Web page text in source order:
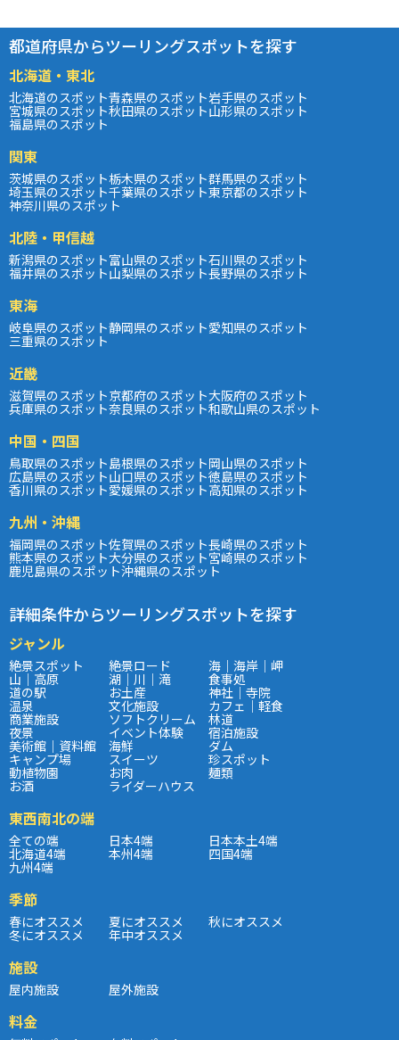
都道府県からツーリングスポットを探す
北海道・東北
北海道のスポット青森県のスポット岩手県のスポット
宮城県のスポット秋田県のスポット山形県のスポット
福島県のスポット
関東
茨城県のスポット栃木県のスポット群馬県のスポット
埼玉県のスポット千葉県のスポット東京都のスポット
神奈川県のスポット
北陸・甲信越
新潟県のスポット富山県のスポット石川県のスポット
福井県のスポット山梨県のスポット長野県のスポット
東海
岐阜県のスポット静岡県のスポット愛知県のスポット
三重県のスポット
近畿
滋賀県のスポット京都府のスポット大阪府のスポット
兵庫県のスポット奈良県のスポット和歌山県のスポット
中国・四国
鳥取県のスポット島根県のスポット岡山県のスポット
広島県のスポット山口県のスポット徳島県のスポット
香川県のスポット愛媛県のスポット高知県のスポット
九州・沖縄
福岡県のスポット佐賀県のスポット長崎県のスポット
熊本県のスポット大分県のスポット宮崎県のスポット
鹿児島県のスポット沖縄県のスポット
詳細条件からツーリングスポットを探す
ジャンル
絶景スポット 絶景ロード 海｜海岸｜岬
山｜高原 湖｜川｜滝 食事処
道の駅 お土産 神社｜寺院
温泉 文化施設 カフェ｜軽食
商業施設 ソフトクリーム 林道
夜景 イベント体験 宿泊施設
美術館｜資料館 海鮮 ダム
キャンプ場 スイーツ 珍スポット
動植物園 お肉 麺類
お酒 ライダーハウス
東西南北の端
全ての端 日本4端 日本本土4端
北海道4端 本州4端 四国4端
九州4端
季節
春にオススメ 夏にオススメ 秋にオススメ
冬にオススメ 年中オススメ
施設
屋内施設 屋外施設
料金